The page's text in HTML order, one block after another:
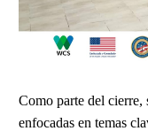
Como parte del cierre,
enfocadas en temas